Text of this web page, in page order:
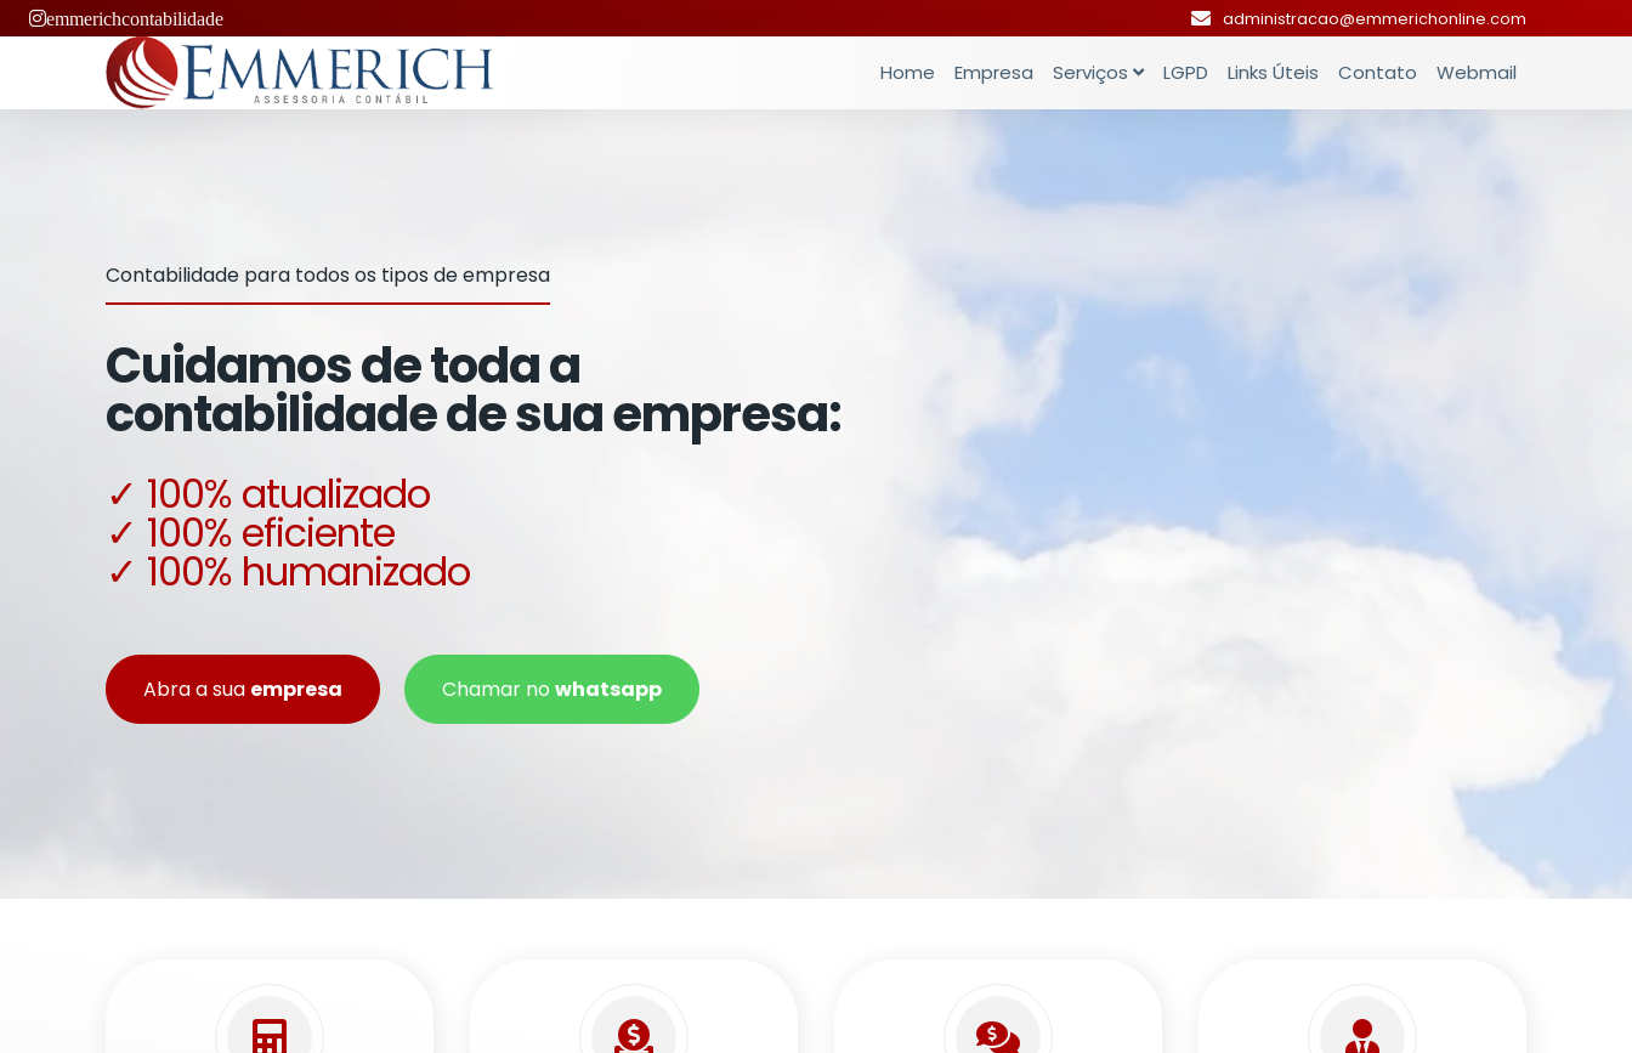
emmerichcontabilidade administracao@emmerichonline.com
Home Empresa Serviços LGPD Links Úteis Contato Webmail
Contabilidade para todos os tipos de empresa
Cuidamos de toda a
contabilidade de sua empresa:
✓ 100% atualizado
✓ 100% eficiente
✓ 100% humanizado
Abra a sua empresa Chamar no whatsapp